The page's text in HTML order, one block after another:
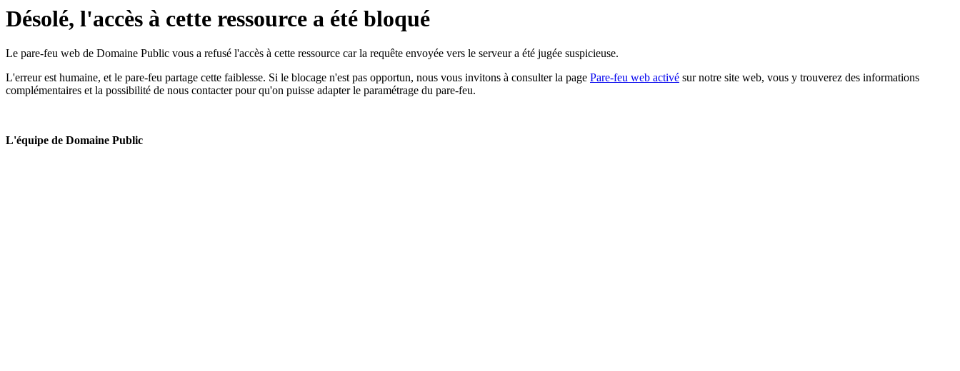
Désolé, l'accès à cette ressource a été bloqué
Le pare-feu web de Domaine Public vous a refusé l'accès à cette ressource car la requête envoyée vers le serveur a été jugée suspicieuse.
L'erreur est humaine, et le pare-feu partage cette faiblesse. Si le blocage n'est pas opportun, nous vous invitons à consulter la page Pare-feu web activé sur notre site web, vous y trouverez des informations
complémentaires et la possibilité de nous contacter pour qu'on puisse adapter le paramétrage du pare-feu.
L'équipe de Domaine Public